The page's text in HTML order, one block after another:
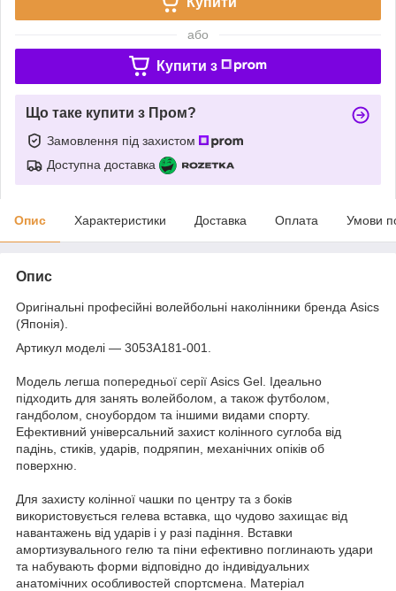
або
Купити з
Що таке купити з Пром?
Замовлення під захистом
Доступна доставка
Опис Характеристики Доставка Оплата Умови
Опис
Оригінальні професійні волейбольні наколінники бренда Asics
(Японія).
Артикул моделі — 3053A181-001.
Модель легша попередньої серії Asics Gel. Ідеально
підходить для занять волейболом, а також футболом,
гандболом, сноубордом та іншими видами спорту.
Ефективний універсальний захист колінного суглоба від
падінь, стиків, ударів, подряпин, механічних опіків об
поверхню.
Для захисту колінної чашки по центру та з боків
використовується гелева вставка, що чудово захищає від
навантажень від ударів і у разі падіння. Вставки
амортизувального гелю та піни ефективно поглинають удари
та набувають форми відповідно до індивідуальних
анатомічних особливостей спортсмена. Матеріал